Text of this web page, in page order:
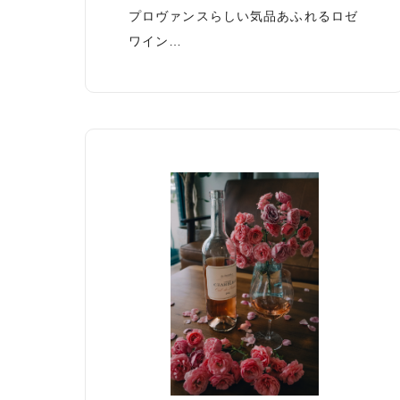
プロヴァンスらしい気品あふれるロゼ
ワイン…